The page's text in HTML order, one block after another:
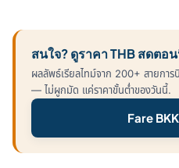
สนใจ? ดูราคา THB สดตอ
ผลลัพธ์เรียลไทม์จาก 200+ สายการ
— ไม่ผูกมัด แค่ราคาขั้นต่ำของวันนี้.
Fare